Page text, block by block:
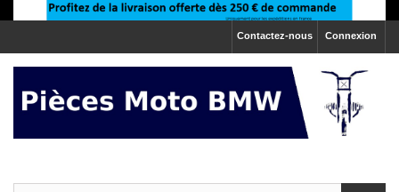
Connexion
Contactez-nous